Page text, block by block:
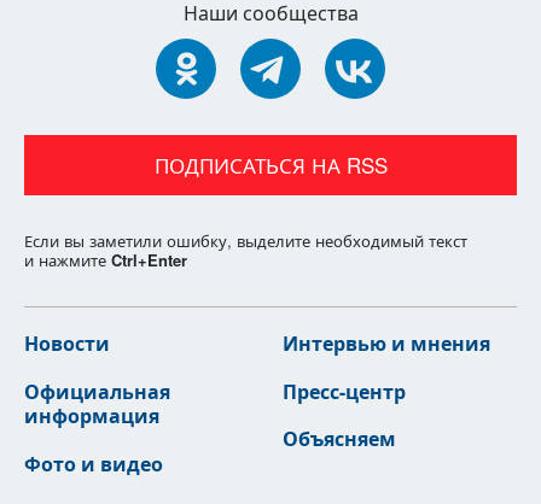
Наши сообщества
ПОДПИСАТЬСЯ НА RSS
Если вы заметили ошибку, выделите необходимый текст
и нажмите Ctrl+Enter
Новости
Официальная
информация
Интервью и мнения
Фото и видео
Пресс-центр
Объясняем